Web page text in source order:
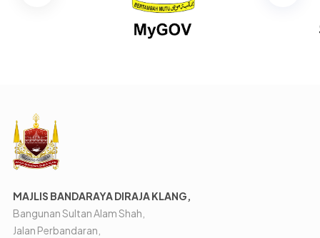
MAJLIS BANDARAYA DIRAJA KLANG,
Bangunan Sultan Alam Shah,
Jalan Perbandaran,